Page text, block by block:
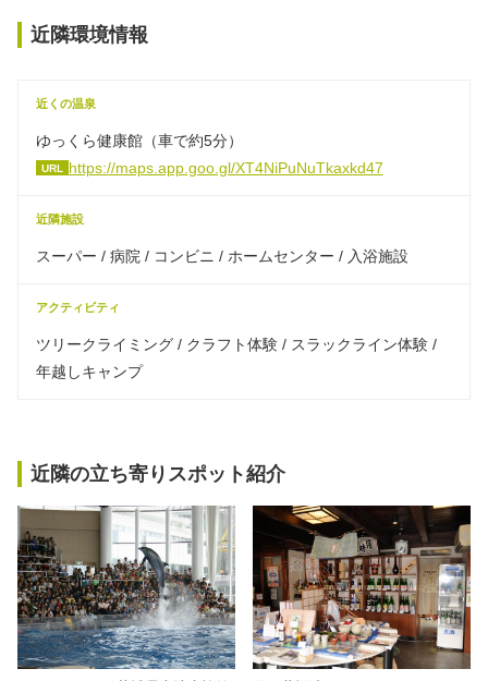
近隣環境情報
近くの温泉
ゆっくら健康館（車で約5分）
URL https://maps.app.goo.gl/XT4NiPuNuTkaxkd47
近隣施設
スーパー / 病院 / コンビニ / ホームセンター / 入浴施設
アクティビティ
ツリークライミング / クラフト体験 / スラックライン体験 /
年越しキャンプ
近隣の立ち寄りスポット紹介